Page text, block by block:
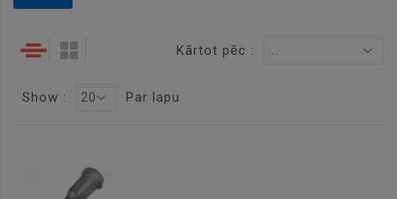
Kārtot pēc : ...
Show : 20 Par lapu